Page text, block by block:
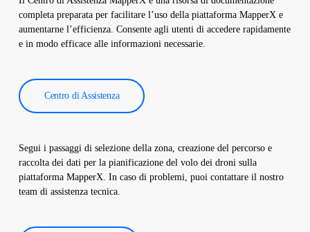
sono utilizzati per migliorare l’efficienza degli impianti solari e
ridurre i costi operativi.
completa preparata per facilitare l’uso della piattaforma MapperX e
aumentarne l’efficienza. Consente agli utenti di accedere rapidamente
e in modo efficace alle informazioni necessarie.
Centro di Assistenza
Segui i passaggi di selezione della zona, creazione del percorso e
raccolta dei dati per la pianificazione del volo dei droni sulla
piattaforma MapperX. In caso di problemi, puoi contattare il nostro
team di assistenza tecnica.